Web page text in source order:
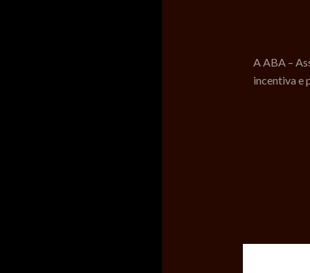
A ABA –
incentiva e